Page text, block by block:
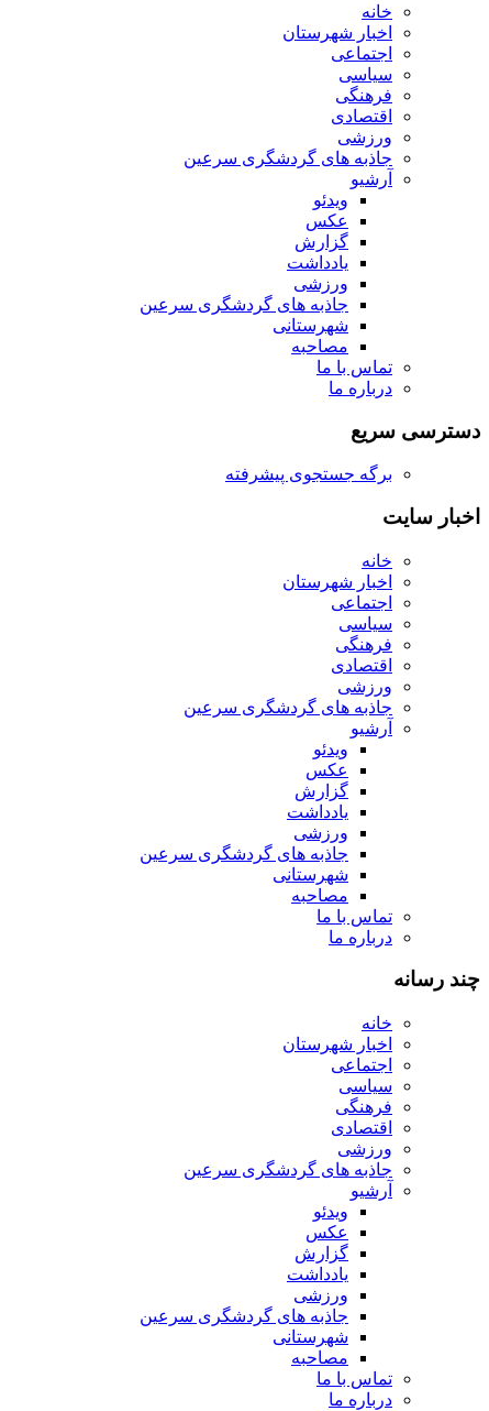
خانه
اخبار شهرستان
اجتماعی
سیاسی
فرهنگی
اقتصادی
ورزشی
جاذبه های گردشگری سرعین
آرشیو
ویدئو
عکس
گزارش
یادداشت
ورزشی
جاذبه های گردشگری سرعین
شهرستانی
مصاحبه
تماس با ما
درباره ما
دسترسی سریع
برگه جستجوی پیشرفته
اخبار سایت
خانه
اخبار شهرستان
اجتماعی
سیاسی
فرهنگی
اقتصادی
ورزشی
جاذبه های گردشگری سرعین
آرشیو
ویدئو
عکس
گزارش
یادداشت
ورزشی
جاذبه های گردشگری سرعین
شهرستانی
مصاحبه
تماس با ما
درباره ما
چند رسانه
خانه
اخبار شهرستان
اجتماعی
سیاسی
فرهنگی
اقتصادی
ورزشی
جاذبه های گردشگری سرعین
آرشیو
ویدئو
عکس
گزارش
یادداشت
ورزشی
جاذبه های گردشگری سرعین
شهرستانی
مصاحبه
تماس با ما
درباره ما